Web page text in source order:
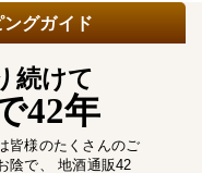
グガイド
続けて
42年
皆様のたくさんのご
陰で、 地酒通販42